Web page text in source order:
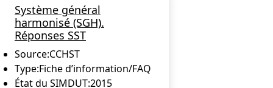
Système général
harmonisé (SGH).
Réponses SST
Source:CCHST
Type:Fiche d’information/FAQ
État du SIMDUT:2015